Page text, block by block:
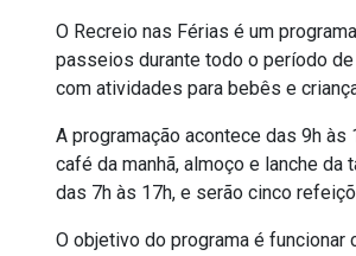
O Recreio nas Férias é um
passeios durante todo o período
com atividades para bebês e
A programação acontece das 9h
café da manhã, almoço e lanche
das 7h às 17h, e serão cinco
O objetivo do programa é funcionar